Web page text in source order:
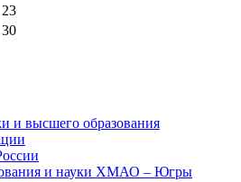
23
30
и высшего образования
и науки ХМАО – Югры